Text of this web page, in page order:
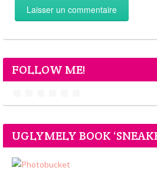
FOLLOW ME!
UGLYMELY BOOK